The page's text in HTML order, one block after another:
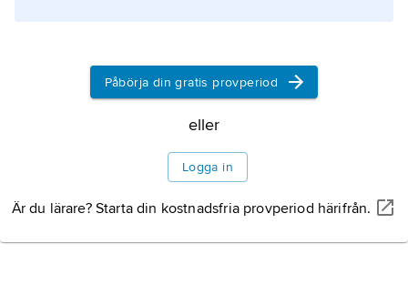
Påbörja din gratis provperiod
eller
Logga in
Är du lärare? Starta din kostnadsfria provperiod härifrån.